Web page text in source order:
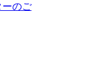
ーのご